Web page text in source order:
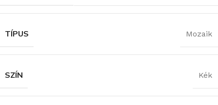
TÍPUS Mozaik
SZÍN Kék